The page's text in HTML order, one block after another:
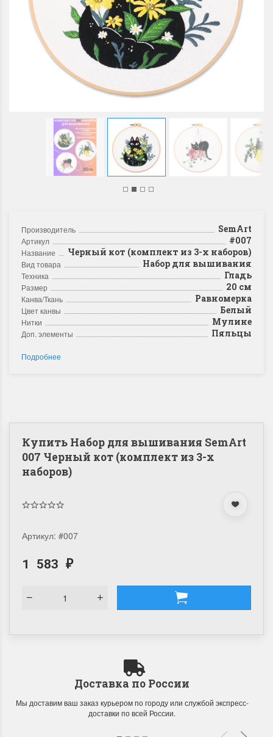
Производитель SemArt
Артикул #007
Название Черный кот (комплект из 3-х наборов)
Вид товара Набор для вышивания
Техника Гладь
Размер 20 см
Канва/Ткань Равномерка
Цвет канвы Белый
Нитки Мулине
Доп. элементы Пяльцы
Подробнее
Купить Набор для вышивания SemArt
007 Черный кот (комплект из 3-х
наборов)
Артикул: #007
1 583 ₽
Доставка по России
Мы доставим ваш заказ курьером по городу или службой экспресс-
доставки по всей России.